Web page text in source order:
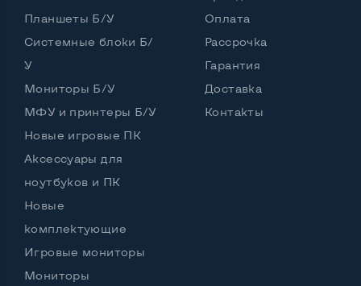
Беспроводные подключения:
BluetoothНет
Поддержка SIMНет
Возможности аккумулятора:
Аккумулятор держит заряд более 4х часов
Работа от аккумулятора, Ч, мин
Планшеты Б/У
Системные блоки Б/
У
Мониторы Б/У
МФУ и принтеры Б/У
Новые игровые ПК
Аксессуары для
ноутбуков и ПК
Новые
комплектующие
Игровые мониторы
Мониторы
Оплата
Рассрочка
Гарантия
Доставка
Контакты